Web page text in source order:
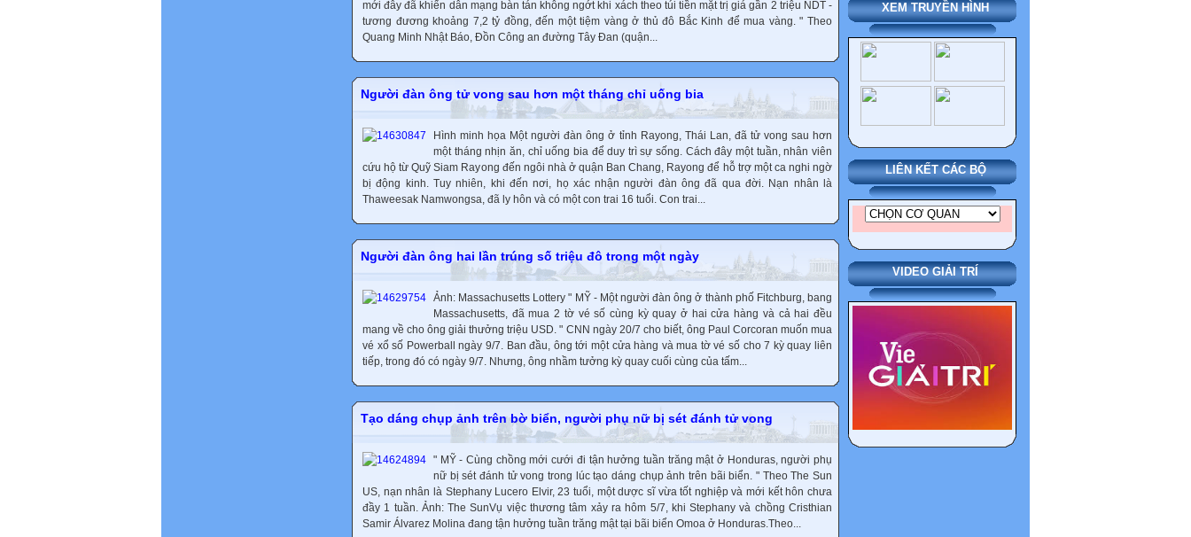
XEM TRUYỀN HÌNH
LIÊN KẾT CÁC BỘ
VIDEO GIẢI TRÍ
mới đây đã khiến dân mạng bàn tán không ngớt khi xách theo túi tiền mặt trị giá gần 2 triệu NDT -
tương đương khoảng 7,2 tỷ đồng, đến một tiệm vàng ở thủ đô Bắc Kinh để mua vàng. " Theo
Quang Minh Nhật Báo, Đồn Công an đường Tây Đan (quận...
Người đàn ông tử vong sau hơn một tháng chỉ uống bia
Hình minh họa Một người đàn ông ở tỉnh Rayong, Thái Lan, đã tử vong sau hơn
một tháng nhịn ăn, chỉ uống bia để duy trì sự sống. Cách đây một tuần, nhân viên
cứu hộ từ Quỹ Siam Rayong đến ngôi nhà ở quận Ban Chang, Rayong để hỗ trợ một ca nghi ngờ
bị động kinh. Tuy nhiên, khi đến nơi, họ xác nhận người đàn ông đã qua đời. Nạn nhân là
Thaweesak Namwongsa, đã ly hôn và có một con trai 16 tuổi. Con trai...
Người đàn ông hai lần trúng số triệu đô trong một ngày
Ảnh: Massachusetts Lottery " MỸ - Một người đàn ông ở thành phố Fitchburg, bang
Massachusetts, đã mua 2 tờ vé số cùng kỳ quay ở hai cửa hàng và cả hai đều
mang về cho ông giải thưởng triệu USD. " CNN ngày 20/7 cho biết, ông Paul Corcoran muốn mua
vé xổ số Powerball ngày 9/7. Ban đầu, ông tới một cửa hàng và mua tờ vé số cho 7 kỳ quay liên
tiếp, trong đó có ngày 9/7. Nhưng, ông nhầm tưởng kỳ quay cuối cùng của tấm...
Tạo dáng chụp ảnh trên bờ biển, người phụ nữ bị sét đánh tử vong
" MỸ - Cùng chồng mới cưới đi tận hưởng tuần trăng mật ở Honduras, người phụ
nữ bị sét đánh tử vong trong lúc tạo dáng chụp ảnh trên bãi biển. " Theo The Sun
US, nạn nhân là Stephany Lucero Elvir, 23 tuổi, một dược sĩ vừa tốt nghiệp và mới kết hôn chưa
đầy 1 tuần. Ảnh: The SunVụ việc thương tâm xảy ra hôm 5/7, khi Stephany và chồng Cristhian
Samir Álvarez Molina đang tận hưởng tuần trăng mật tại bãi biển Omoa ở Honduras.Theo...